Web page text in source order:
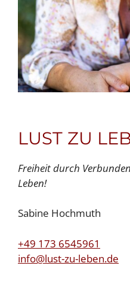
LUST ZU
Freiheit durch
Leben!
Sabine Hochmuth
+49 173 6545961
info@lust-zu-leben.de